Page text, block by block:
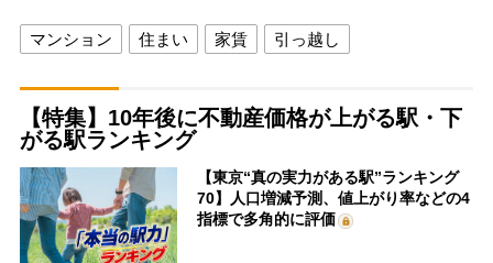
マンション 住まい 家賃 引っ越し
【特集】10年後に不動産価格が上がる駅・下
がる駅ランキング
【東京“真の実力がある駅”ランキング
70】人口増減予測、値上がり率などの4
指標で多角的に評価